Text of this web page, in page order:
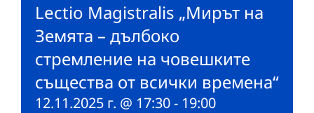
Lectio Magistralis „Мирът на
Земята – дълбоко
стремление на човешките
същества от всички времена“
12.11.2025 г. @ 17:30- 19:00